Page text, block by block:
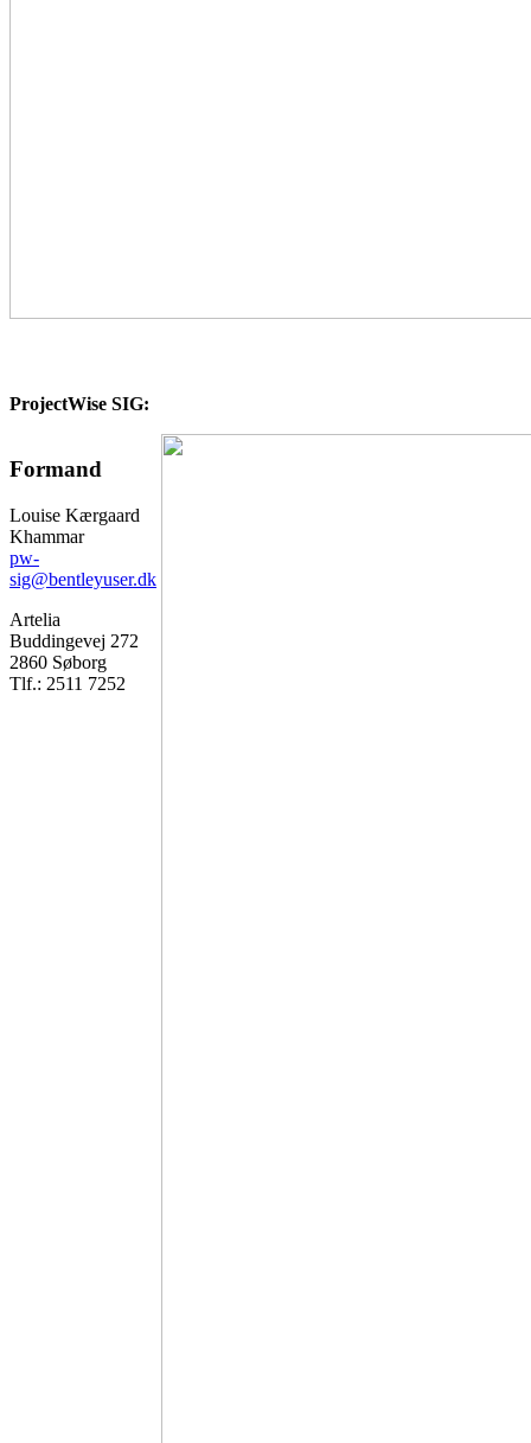
ProjectWise SIG:
Formand
Louise Kærgaard
Khammar
pw-
sig@bentleyuser.dk
Artelia
Buddingevej 272
2860 Søborg
Tlf.: 2511 7252